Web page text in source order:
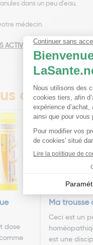
dans un peu d'eau.
médecin.
ACTIVES AconitinumAUTRES
dose
Ma
Ceci est un
est une